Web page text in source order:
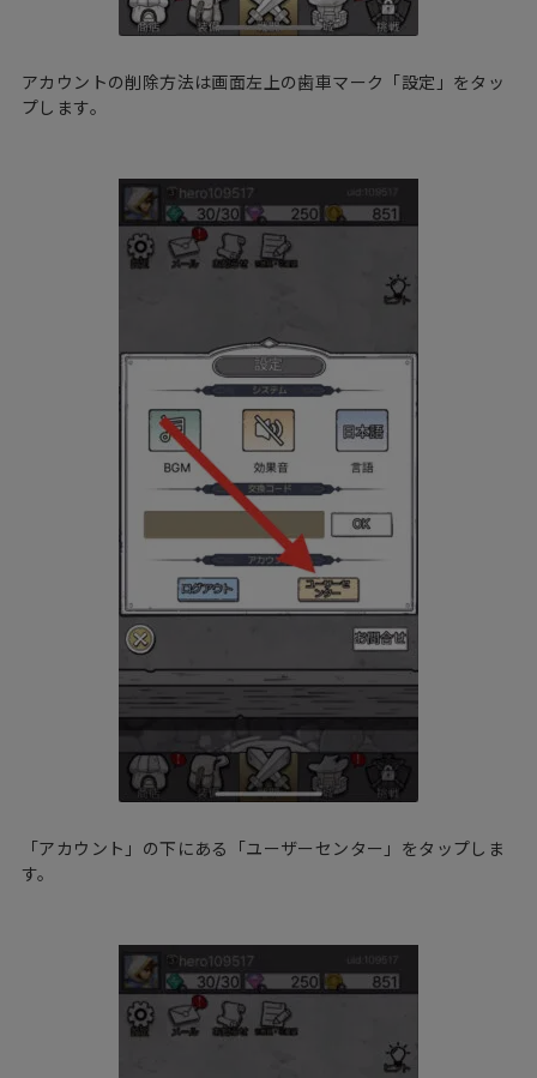
アカウントの削除方法は画面左上の歯車マーク「設定」をタッ
プします。
「アカウント」の下にある「ユーザーセンター」をタップしま
す。